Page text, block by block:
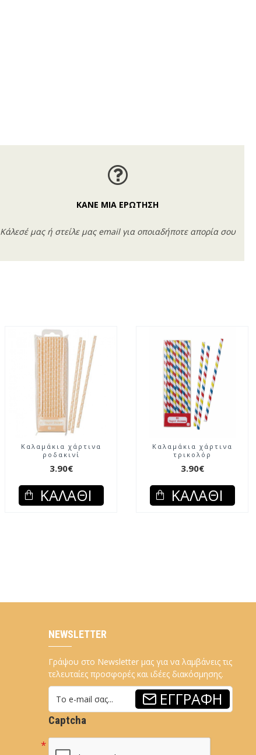
ΚΑΝΕ ΜΙΑ ΕΡΩΤΗΣΗ
Κάλεσέ μας ή στείλε μας email για οποιαδήποτε απορία σου
Καλαμάκια χάρτινα
ροδακινί
3.90€
ΚΑΛΆΘΙ
Καλαμάκια χάρτινα
τρικολόρ
3.90€
ΚΑΛΆΘΙ
NEWSLETTER
Γράψου στο Newsletter μας για να λαμβάνεις τις
τελευταίες προσφορές και ιδέες διακόσμησης.
ΕΓΓΡΑΦΉ
Captcha